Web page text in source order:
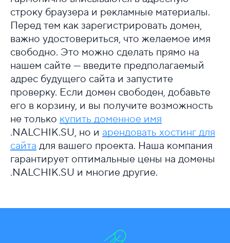
строку браузера и рекламные материалы.
Перед тем как зарегистрировать домен,
важно удостовериться, что желаемое имя
свободно. Это можно сделать прямо на
нашем сайте — введите предполагаемый
адрес будущего сайта и запустите
проверку. Если домен свободен, добавьте
его в корзину, и вы получите возможность
не только купить доменное имя
.NALCHIK.SU, но и арендовать хостинг для
сайта для вашего проекта. Наша компания
гарантирует оптимальные цены на домены
.NALCHIK.SU и многие другие.